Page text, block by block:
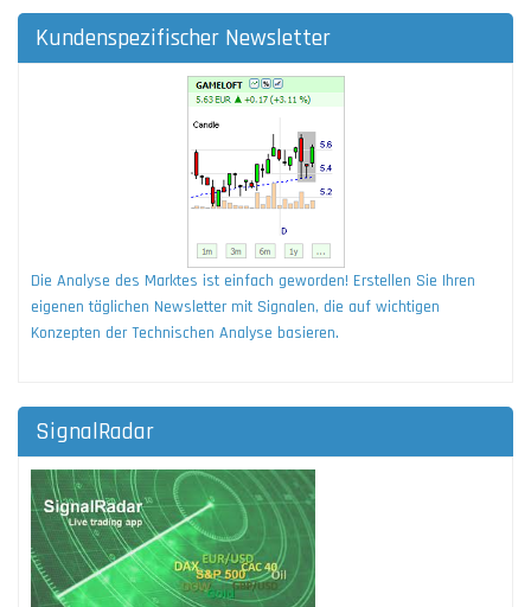
Kundenspezifischer Newsletter
Die Analyse des Marktes ist einfach geworden! Erstellen Sie Ihren
eigenen täglichen Newsletter mit Signalen, die auf wichtigen
Konzepten der Technischen Analyse basieren.
SignalRadar